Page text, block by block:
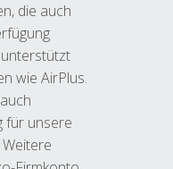
die auch
wie AirPlus.
für unsere